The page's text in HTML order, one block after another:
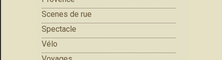
Scenes de rue
Spectacle
Vélo